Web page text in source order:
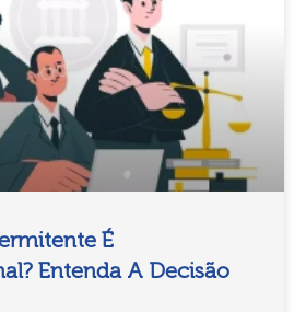
É
Entenda A Decisão